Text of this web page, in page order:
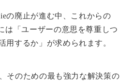
の廃止が進む中、これからの
は「ユーザーの意思を尊重しつ
用するか」が求められます。
そのための最も強力な解決策の